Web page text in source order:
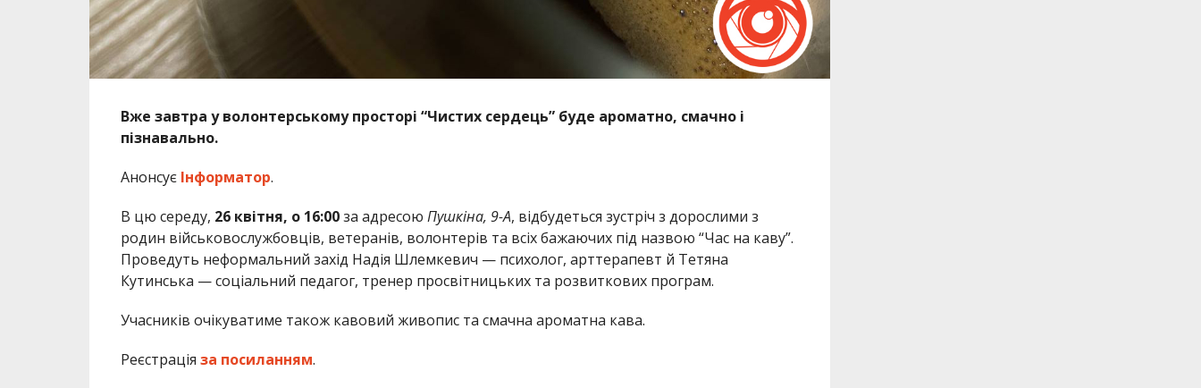
Вже завтра у волонтерському просторі “Чистих сердець” буде ароматно, смачно і
пізнавально.
Анонсує Інформатор.
В цю середу, 26 квітня, о 16:00за адресою Пушкіна, 9-А, відбудеться зустріч з дорослими з
родин військовослужбовців, ветеранів, волонтерів та всіх бажаючих під назвою “Час на каву”.
Проведуть неформальний захід Надія Шлемкевич — психолог, арттерапевт й Тетяна
Кутинська — соціальний педагог, тренер просвітницьких та розвиткових програм.
Учасників очікуватиме також кавовий живопис та смачна ароматна кава.
Реєстрація за посиланням.